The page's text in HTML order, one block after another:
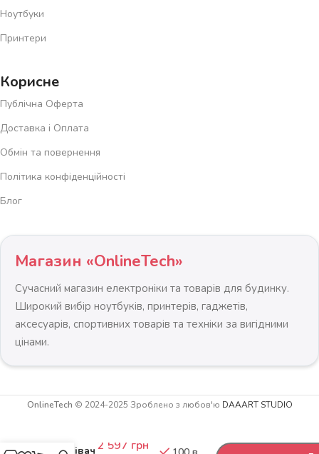
Ноутбуки
Принтери
Корисне
Публічна Оферта
Доставка і Оплата
Обмін та повернення
Політика конфіденційності
Блог
Магазин «OnlineTech»
Сучасний магазин електроніки та товарів для будинку.
Широкий вибір ноутбуків, принтерів, гаджетів,
аксесуарів, спортивних товарів та техніки за вигідними
цінами.
OnlineTech © 2024-2025 Зроблено з любов'ю DAAART STUDIO
Обігрівач 2 597 грн